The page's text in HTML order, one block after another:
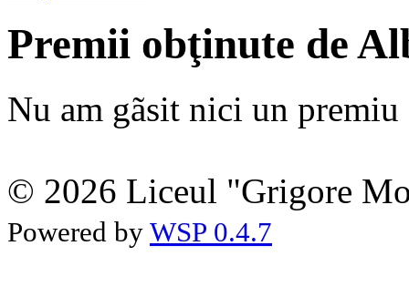
Premii obţinute de
Nu am gãsit nici un premiu
© 2026 Liceul "Grigore
Powered by WSP 0.4.7